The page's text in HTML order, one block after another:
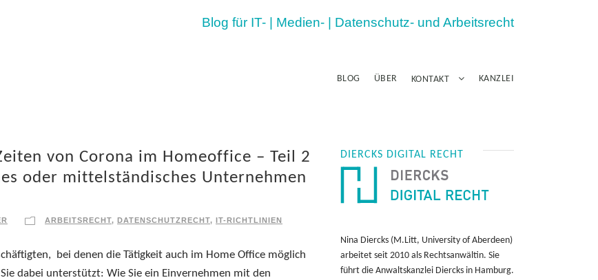
Blog für IT- | Medien- | Datenschutz- und Arbeitsrecht
BLOG ÜBER KONTAKT KANZLEI
von Corona im Homeoffice – Teil 2
oder mittelständisches Unternehmen
ARBEITSRECHT, DATENSCHUTZRECHT, IT-RICHTLINIEN
bei denen die Tätigkeit auch im Home Office möglich
dabei unterstützt: Wie Sie ein Einvernehmen mit den
DIERCKS DIGITAL RECHT
Nina Diercks (M.Litt, University of Aberdeen)
arbeitet seit 2010 als Rechtsanwältin. Sie
führt die Anwaltskanzlei Diercks in Hamburg.